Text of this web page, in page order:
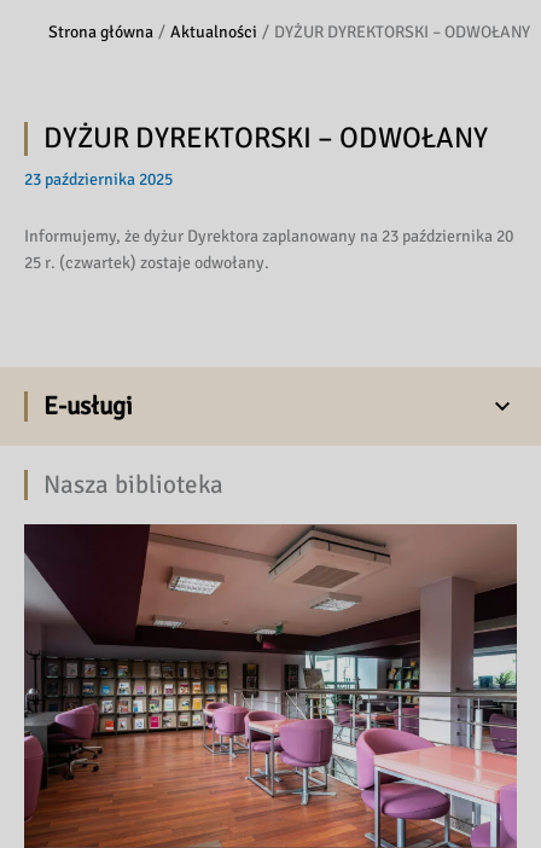
Strona główna Aktualności DYŻUR DYREKTORSKI – ODWOŁANY
DYŻUR DYREKTORSKI – ODWOŁANY
23 października 2025
Informujemy, że dyżur Dyrektora zaplanowany na 23 października 20
25 r. (czwartek) zostaje odwołany.
E-usługi
Nasza biblioteka